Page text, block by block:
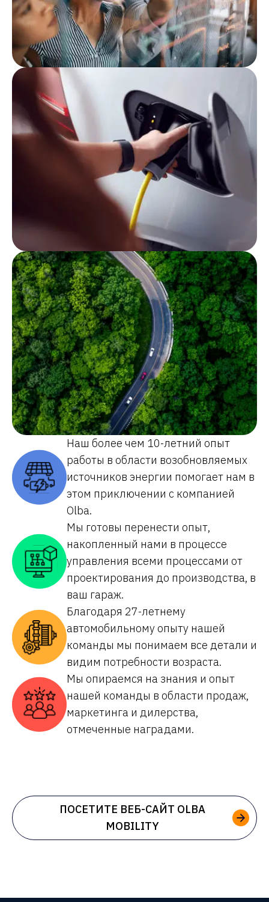
Наш более чем 10-летний опыт
работы в области возобновляемых
источников энергии помогает нам в
этом приключении с компанией
Olba.
Мы готовы перенести опыт,
накопленный нами в процессе
управления всеми процессами от
проектирования до производства, в
ваш гараж.
Благодаря 27-летнему
автомобильному опыту нашей
команды мы понимаем все детали и
видим потребности возраста.
Мы опираемся на знания и опыт
нашей команды в области продаж,
маркетинга и дилерства,
отмеченные наградами.
ПОСЕТИТЕ ВЕБ-САЙТ OLBA
MOBILITY